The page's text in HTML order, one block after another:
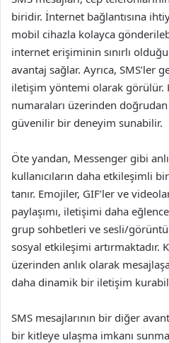
biridir. İnternet bağlantısına
mobil cihazla kolayca
internet erişiminin sınırlı
avantaj sağlar. Ayrıca, SMS’ler
iletişim yöntemi olarak görülür.
numaraları üzerinden doğrudan
güvenilir bir deneyim sunabilir.
Öte yandan, Messenger gibi
kullanıcıların daha etkileşimli
tanır. Emojiler, GIF’ler ve
paylaşımı, iletişimi daha
grup sohbetleri ve sesli/
sosyal etkileşimi artırmaktadır.
üzerinden anlık olarak
daha dinamik bir iletişim
SMS mesajlarının bir diğer
bir kitleye ulaşma imkanı